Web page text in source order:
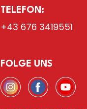
TELEFON:
+43 676 3419551
FOLGE UNS